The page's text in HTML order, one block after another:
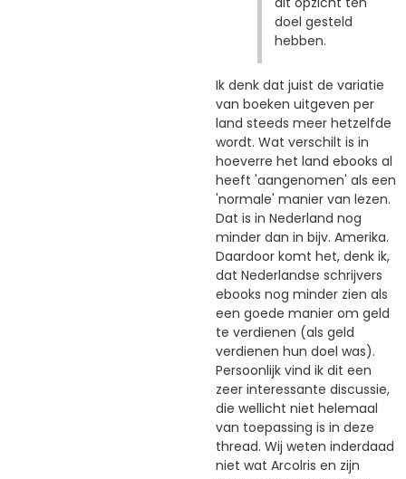
doel gesteld
hebben.
Ik denk dat juist de variatie
van boeken uitgeven per
land steeds meer hetzelfde
wordt. Wat verschilt is in
hoeverre het land ebooks al
heeft 'aangenomen' als een
'normale' manier van lezen.
Dat is in Nederland nog
minder dan in bijv. Amerika.
Daardoor komt het, denk ik,
dat Nederlandse schrijvers
ebooks nog minder zien als
een goede manier om geld
te verdienen (als geld
verdienen hun doel was).
Persoonlijk vind ik dit een
zeer interessante discussie,
die wellicht niet helemaal
van toepassing is in deze
thread. Wij weten inderdaad
niet wat Arcolris en zijn